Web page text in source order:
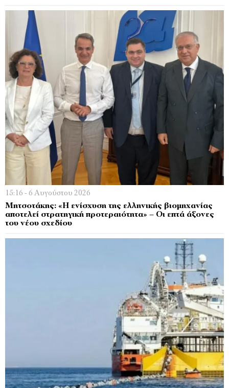
15:16 - 6 Αυγούστου 2026
Μητσοτάκης: «Η ενίσχυση της ελληνικής βιομηχανίας
αποτελεί στρατηγική προτεραιότητα» – Οι επτά άξονες
του νέου σχεδίου